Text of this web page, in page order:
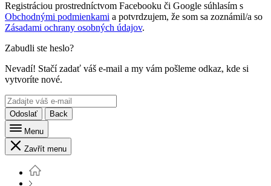
Registráciou prostredníctvom Facebooku či Google súhlasím s
Obchodnými podmienkami a potvrdzujem, že som sa zoznámil/a so
Zásadami ochrany osobných údajov.
Zabudli ste heslo?
Nevadí! Stačí zadať váš e-mail a my vám pošleme odkaz, kde si
vytvoríte nové.
Odoslať
Back
Menu
Zavřít menu